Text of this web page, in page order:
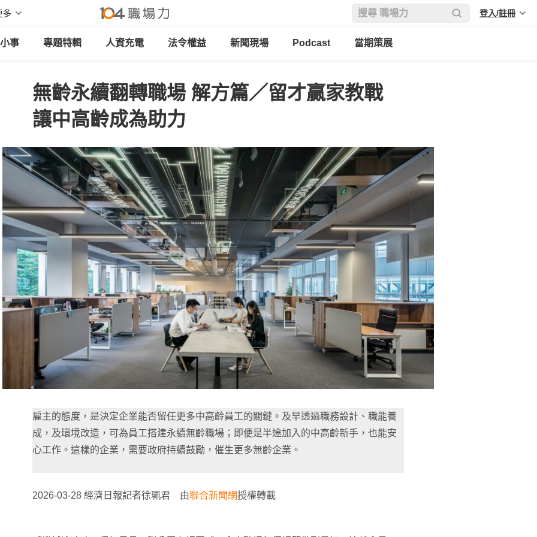
多 登入/註冊
事 專題特輯 人資充電 法令權益 新聞現場 Podcast 當期策展
無齡永續翻轉職場 解方篇／留才贏家教戰
讓中高齡成為助力
雇主的態度，是決定企業能否留任更多中高齡員工的關鍵。及早透過職務設計、職能養
成，及環境改造，可為員工搭建永續無齡職場；即便是半途加入的中高齡新手，也能安
心工作。這樣的企業，需要政府持續鼓勵，催生更多無齡企業。
2026-03-28 經濟日報記者徐珮君 由聯合新聞網授權轉載